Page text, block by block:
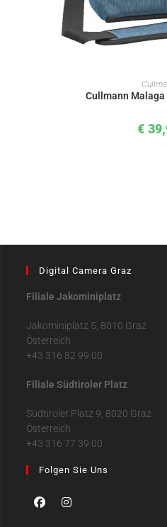
IN DEN
Cullmann
€
Digital Camera Graz
Filiale Jakominiplatz
Jakominiplatz 5, 8010 Graz
Österreich
+43 316 82 99 00
Filiale Südtiroler Platz
Südtiroler Platz 9, 8020 Graz
Österreich
+43 316 77 39 00
Folgen Sie Uns